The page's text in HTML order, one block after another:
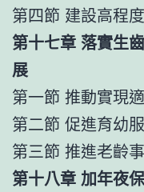
第四節 建設高程
第十七章 落實生
展
第一節 推動實現
第二節 促進育幼
第三節 推進老齡
第十八章 加年夜